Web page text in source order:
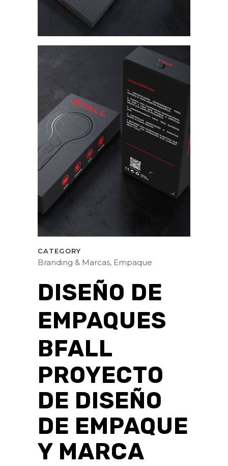
CATEGORY
Branding & Marcas, Empaque
DISEÑO DE
EMPAQUES
BFALL
PROYECTO
DE DISEÑO
DE EMPAQUE
Y MARCA